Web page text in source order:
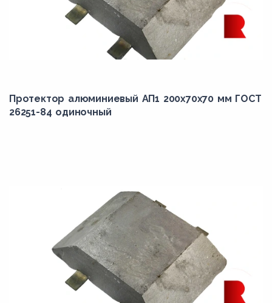
Протектор алюминиевый АП1 200х70х70 мм ГОСТ
26251-84 одиночный